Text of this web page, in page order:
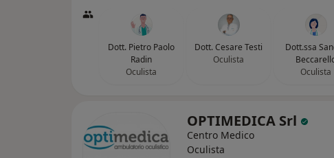
Dott. Pietro Paolo
Radin
Oculista
Dott. Cesare Testi
Oculista
Dott.ssa
Oculista
OPTIMEDICA Srl
Centro Medico
Oculista